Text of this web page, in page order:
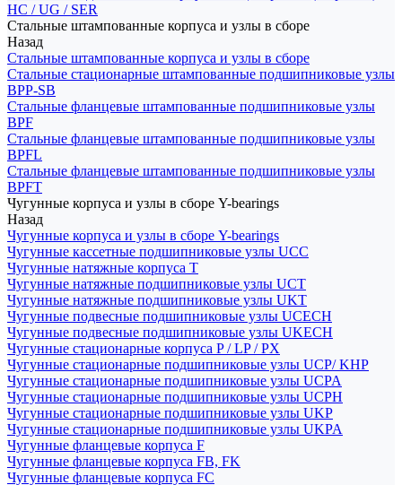
HC / UG / SER
Стальные штампованные корпуса и узлы в сборе
Назад
Стальные штампованные корпуса и узлы в сборе
Стальные стационарные штампованные подшипниковые узлы
BPP-SB
Стальные фланцевые штампованные подшипниковые узлы
BPF
Стальные фланцевые штампованные подшипниковые узлы
BPFL
Стальные фланцевые штампованные подшипниковые узлы
BPFT
Чугунные корпуса и узлы в сборе Y-bearings
Назад
Чугунные корпуса и узлы в сборе Y-bearings
Чугунные кассетные подшипниковые узлы UCC
Чугунные натяжные корпуса T
Чугунные натяжные подшипниковые узлы UCT
Чугунные натяжные подшипниковые узлы UKT
Чугунные подвесные подшипниковые узлы UCECH
Чугунные подвесные подшипниковые узлы UKECH
Чугунные стационарные корпуса P / LP / PX
Чугунные стационарные подшипниковые узлы UCP/ KHP
Чугунные стационарные подшипниковые узлы UCPA
Чугунные стационарные подшипниковые узлы UCPH
Чугунные стационарные подшипниковые узлы UKP
Чугунные стационарные подшипниковые узлы UKPA
Чугунные фланцевые корпуса F
Чугунные фланцевые корпуса FB, FK
Чугунные фланцевые корпуса FC